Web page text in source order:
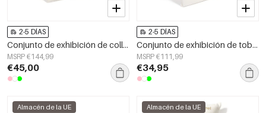
2-5 DÍAS
Conjunto de exhibición de collares de cerámica con diseño floral, ideal para vacaciones y para uso diario. Joyería para mujer.
MSRP €144,99
€45,00
2-5 DÍAS
Conjunto de exhibición de tobilleras de cerámica Serie Vacaciones Florales/Playa Romántica Joyería para mujer
MSRP €111,99
€34,95
Almacén de la UE Almacén de la UE